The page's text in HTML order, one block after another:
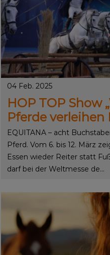
04 Feb. 2025
HOP TOP Show
Pferde verleihen
EQUITANA – acht
Pferd. Vom 6. bis 12. März
Essen wieder Reiter statt
darf bei der Weltmesse de...